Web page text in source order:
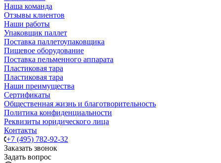
Наша команда
Отзывы клиентов
Наши работы
Упаковщик паллет
Поставка паллетоупаковщика
Пищевое оборудование
Поставка пельменного аппарата
Пластиковая тара
Пластиковая тара
Наши преимущества
Сертификаты
Общественная жизнь и благотворительность
Политика конфиденциальности
Реквизиты юридического лица
Контакты
+7 (495) 782-92-32
Заказать звонок
Задать вопрос